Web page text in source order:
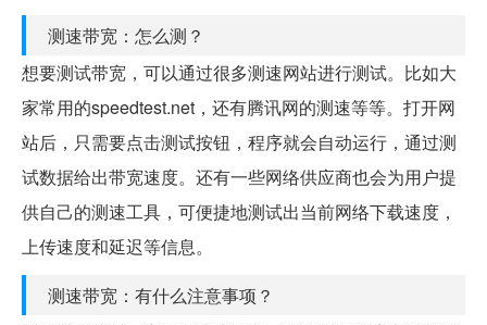
测速带宽：怎么测？
想要测试带宽，可以通过很多测速网站进行测试。比如大
家常用的speedtest.net，还有腾讯网的测速等等。打开网
站后，只需要点击测试按钮，程序就会自动运行，通过测
试数据给出带宽速度。还有一些网络供应商也会为用户提
供自己的测速工具，可便捷地测试出当前网络下载速度，
上传速度和延迟等信息。
测速带宽：有什么注意事项？